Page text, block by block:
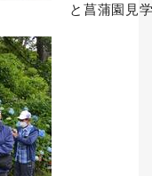
と菖蒲園見